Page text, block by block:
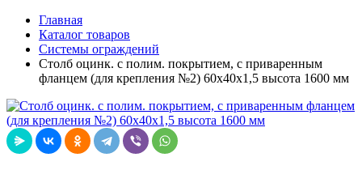
Главная
Каталог товаров
Системы ограждений
Столб оцинк. с полим. покрытием, с приваренным
фланцем (для крепления №2) 60х40х1,5 высота 1600 мм